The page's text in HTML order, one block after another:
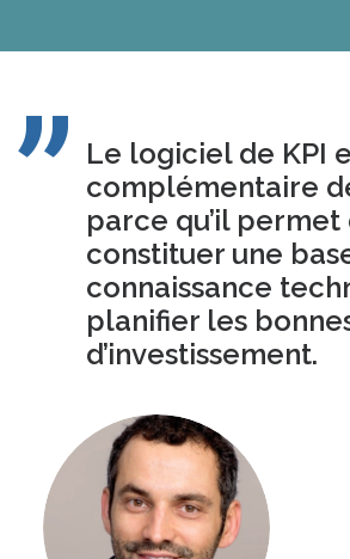
Le logiciel de KPI
complémentaire
parce qu’il permet
constituer une
connaissance
planifier les
d’investissement.